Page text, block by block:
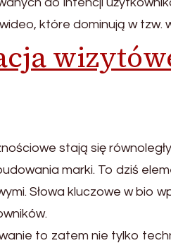
które dominują w
stają się
marki. To dziś
Słowa kluczowe w bio
to zatem nie tylko